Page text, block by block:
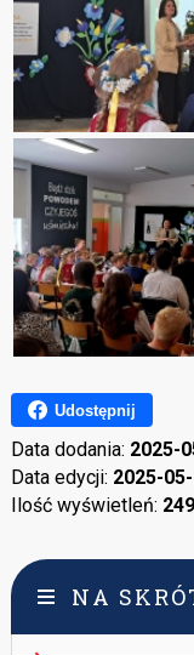
Udostępnij
Data dodania: 2025-
Data edycji: 2025-
Ilość wyświetleń: 249
NA